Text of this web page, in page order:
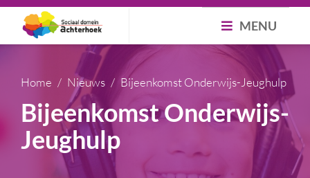
MENU
Home Nieuws Bijeenkomst Onderwijs-Jeughulp
Bijeenkomst Onderwijs-
Jeughulp